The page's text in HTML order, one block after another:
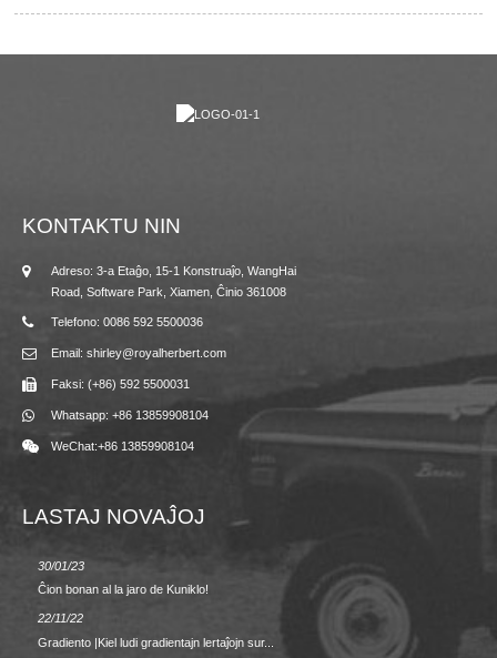
KONTAKTU NIN
Adreso: 3-a Etaĝo, 15-1 Konstruaĵo, WangHai
Road, Software Park, Xiamen, Ĉinio 361008
Telefono: 0086 592 5500036
Email: shirley@royalherbert.com
Faksi: (+86) 592 5500031
Whatsapp: +86 13859908104
WeChat:+86 13859908104
LASTAJ NOVAĴOJ
30/01/23
Ĉion bonan al la jaro de Kuniklo!
22/11/22
Gradiento |Kiel ludi gradientajn lertaĵojn sur...